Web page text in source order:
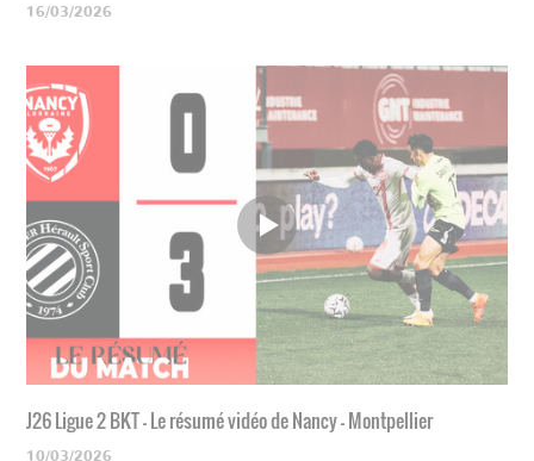
16/03/2026
J26 Ligue 2 BKT - Le résumé vidéo de Nancy - Montpellier
10/03/2026